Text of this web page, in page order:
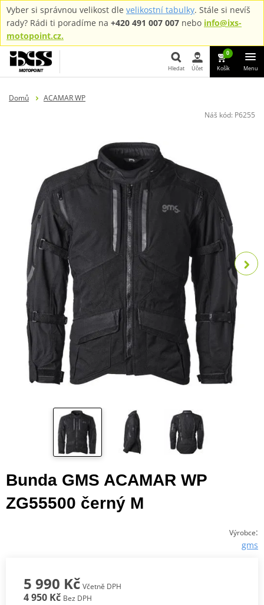
Vyber si správnou velikost dle velikostní tabulky. Stále si nevíš
rady? Rádi ti poradíme na +420 491 007 007 nebo info@ixs-
motopoint.cz.
Hledat Účet
0
Košík Menu
Domů
ACAMAR WP
Náš kód: P6255
Bunda GMS ACAMAR WP
ZG55500 černý M
Výrobce:
gms
5 990 Kč Včetně DPH
4 950 Kč Bez DPH